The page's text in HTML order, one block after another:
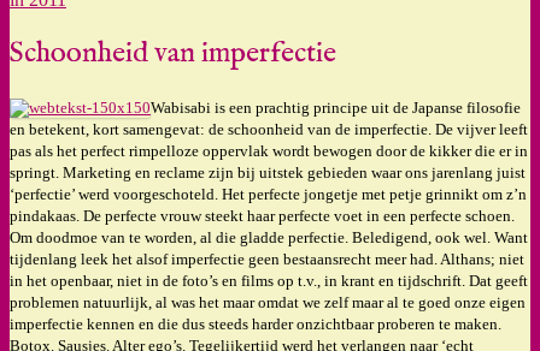
Schoonheid van imperfectie
Wabisabi is een prachtig principe uit de Japanse filosofie
en betekent, kort samengevat: de schoonheid van de imperfectie. De vijver leeft
pas als het perfect rimpelloze oppervlak wordt bewogen door de kikker die er in
springt. Marketing en reclame zijn bij uitstek gebieden waar ons jarenlang juist
‘perfectie’ werd voorgeschoteld. Het perfecte jongetje met petje grinnikt om z’n
pindakaas. De perfecte vrouw steekt haar perfecte voet in een perfecte schoen.
Om doodmoe van te worden, al die gladde perfectie. Beledigend, ook wel. Want
tijdenlang leek het alsof imperfectie geen bestaansrecht meer had. Althans; niet
in het openbaar, niet in de foto’s en films op t.v., in krant en tijdschrift. Dat geeft
problemen natuurlijk, al was het maar omdat we zelf maar al te goed onze eigen
imperfectie kennen en die dus steeds harder onzichtbaar proberen te maken.
Botox. Sausjes. Alter ego’s. Tegelijkertijd werd het verlangen naar ‘echt